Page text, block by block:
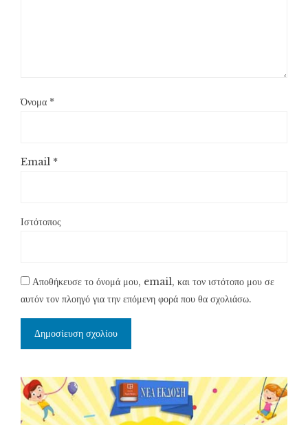
Όνομα *
Email *
Ιστότοπος
Αποθήκευσε το όνομά μου, email, και τον ιστότοπο μου σε
αυτόν τον πλοηγό για την επόμενη φορά που θα σχολιάσω.